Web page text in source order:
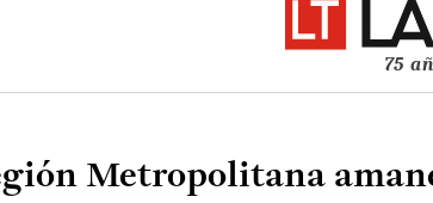
75
Metropolitana